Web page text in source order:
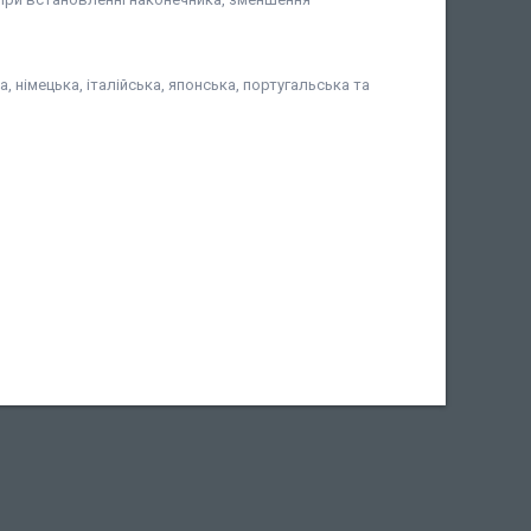
італійська, японська, португальська та